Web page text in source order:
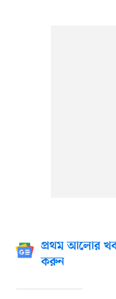
প্রথম আলোর
করুন